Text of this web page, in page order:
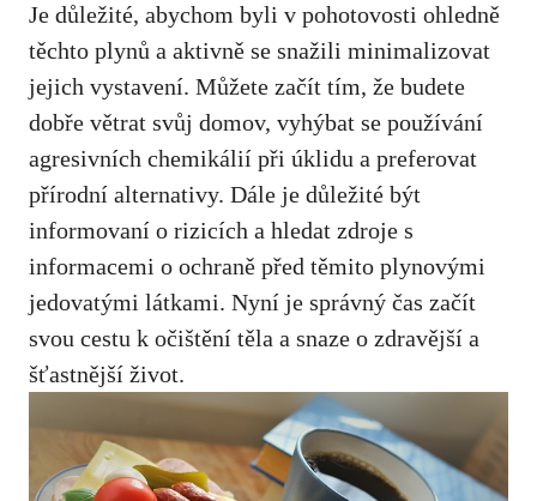
Je důležité, abychom byli v pohotovosti ohledně
těchto plynů a aktivně se snažili minimalizovat
jejich vystavení. Můžete začít tím, že budete
dobře větrat svůj domov, vyhýbat se používání
agresivních chemikálií při úklidu a preferovat
přírodní alternativy. Dále je důležité být
informovaní o rizicích a hledat zdroje s
informacemi o ochraně před těmito plynovými
jedovatými látkami. Nyní je správný čas začít
svou cestu k očištění těla a snaze o zdravější a
šťastnější život.